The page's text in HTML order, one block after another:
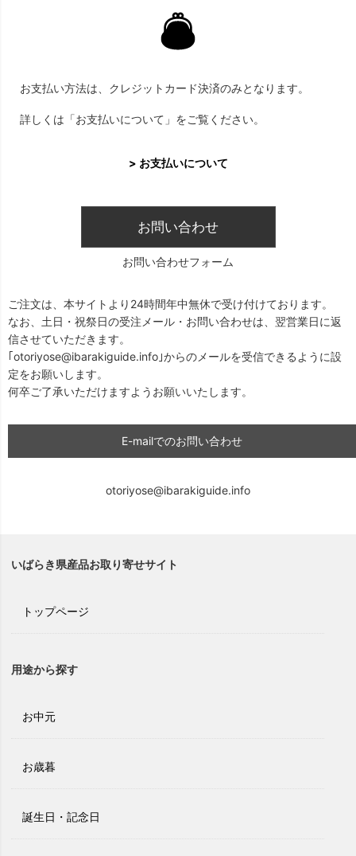
お支払い方法は、クレジットカード決済のみとなります。
詳しくは「お支払いについて」をご覧ください。
> お支払いについて
お問い合わせ
お問い合わせフォーム
ご注文は、本サイトより24時間年中無休で受け付けております。
なお、土日・祝祭日の受注メール・お問い合わせは、翌営業日に返
信させていただきます。
｢otoriyose@ibarakiguide.info｣からのメールを受信できるように設
定をお願いします。
何卒ご了承いただけますようお願いいたします。
E-mailでのお問い合わせ
otoriyose@ibarakiguide.info
いばらき県産品お取り寄せサイト
トップページ
用途から探す
お中元
お歳暮
誕生日・記念日